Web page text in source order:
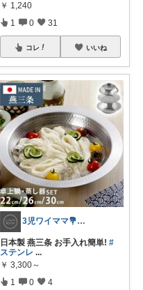
￥ 1,240
1 0 31
コレ いいね
3児ワイママ💐バタバタでも回る暮らし✨
日本製 燕三条 お手入れ簡単! #
ステンレ ...
￥ 3,300～
1 0 4